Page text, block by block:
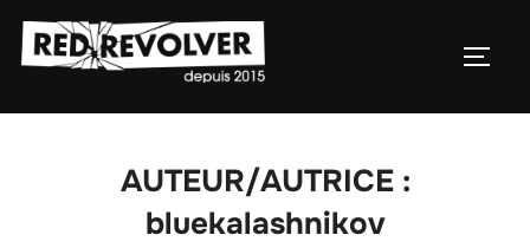
Aller
AUTEUR/AUTRICE :
bluekalashnikov